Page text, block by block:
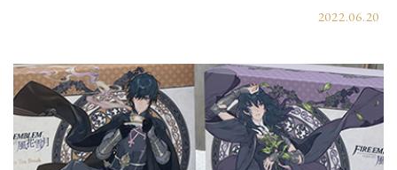
2022.06.20